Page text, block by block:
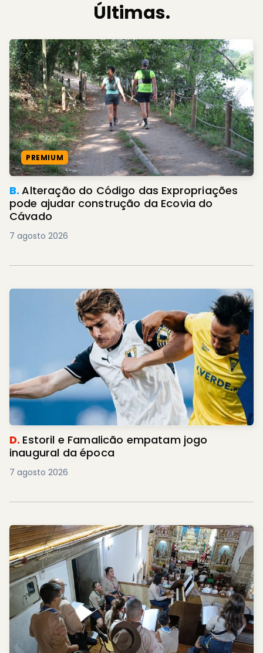
Últimas.
PREMIUM
B.Alteração do Código das Expropriações
pode ajudar construção da Ecovia do
Cávado
7 agosto 2026
D. Estoril e Famalicão empatam jogo
inaugural da época
7 agosto 2026